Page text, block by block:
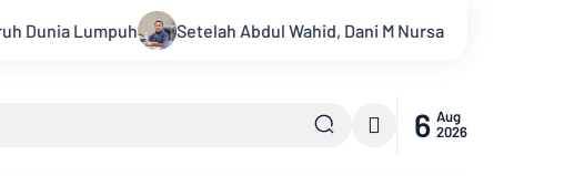
Setelah Abdul Wahid, Dani M Nursalam Mantan Ketua DPRD Inhil
6 Aug
2026